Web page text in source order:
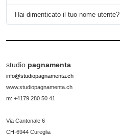
Hai dimenticato il tuo nome utente?
studio pagnamenta
info@studiopagnamenta.ch
www.studiopagnamenta.ch
m: +4179 280 50 41
Via Cantonale 6
CH-6944 Cureglia